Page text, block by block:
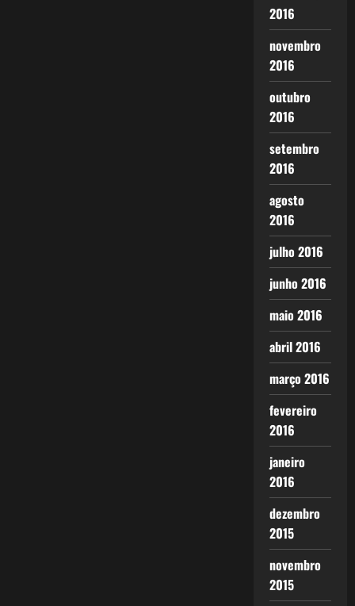
2016
novembro
2016
outubro
2016
setembro
2016
agosto
2016
julho 2016
junho 2016
maio 2016
abril 2016
março 2016
fevereiro
2016
janeiro
2016
dezembro
2015
novembro
2015